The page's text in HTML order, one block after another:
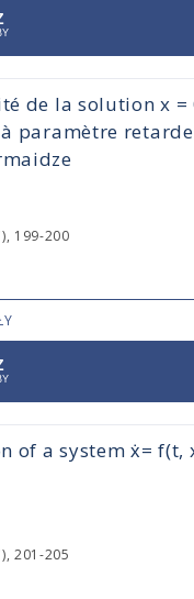
de la solution x =
paramètre retarde
199-200
of a system ẋ= f(t,
201-205